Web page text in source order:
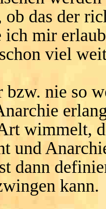
ob das der
ich mir
viel
bzw. nie so
wimmelt,
und
dann
kann.